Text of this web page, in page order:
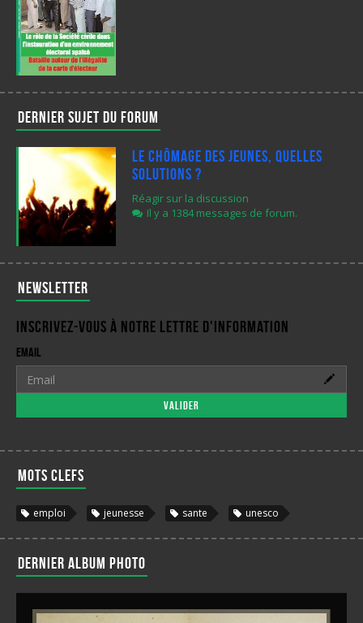
Dernier sujet du forum
Le chômage des jeunes, quelles
solutions ?
Réagir sur la discussion
Il y a 1384 messages de forum.
Newsletter
Inscrivez-vous à notre lettre d'information
Email
Valider
Mots clefs
emploi jeunesse sante unesco
Dernier album photo